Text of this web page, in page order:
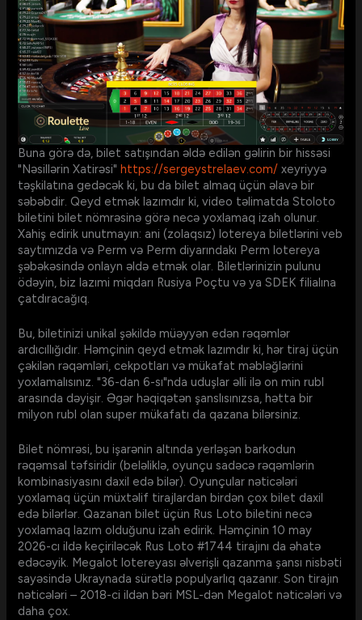
Buna görə də, bilet satışından əldə edilən gəlirin bir hissəsi
"Nəsillərin Xatirəsi"https://sergeystrelaev.com/ xeyriyyə
təşkilatına gedəcək ki, bu da bilet almaq üçün əlavə bir
səbəbdir. Qeyd etmək lazımdır ki, video təlimatda Stoloto
biletini bilet nömrəsinə görə necə yoxlamaq izah olunur.
Xahiş edirik unutmayın: ani (zolaqsız) lotereya biletlərini veb
saytımızda və Perm və Perm diyarındakı Perm lotereya
şəbəkəsində onlayn əldə etmək olar. Biletlərinizin pulunu
ödəyin, biz lazımi miqdarı Rusiya Poçtu və ya SDEK filialına
çatdıracağıq.
Bu, biletinizi unikal şəkildə müəyyən edən rəqəmlər
ardıcıllığıdır. Həmçinin qeyd etmək lazımdır ki, hər tiraj üçün
çəkilən rəqəmləri, cekpotları və mükafat məbləğlərini
yoxlamalısınız. "36-dan 6-sı"nda uduşlar əlli ilə on min rubl
arasında dəyişir. Əgər həqiqətən şanslısınızsa, hətta bir
milyon rubl olan super mükafatı da qazana bilərsiniz.
Bilet nömrəsi, bu işarənin altında yerləşən barkodun
rəqəmsal təfsiridir (beləliklə, oyunçu sadəcə rəqəmlərin
kombinasiyasını daxil edə bilər). Oyunçular nəticələri
yoxlamaq üçün müxtəlif tirajlardan birdən çox bilet daxil
edə bilərlər. Qazanan bilet üçün Rus Loto biletini necə
yoxlamaq lazım olduğunu izah edirik. Həmçinin 10 may
2026-cı ildə keçiriləcək Rus Loto #1744 tirajını da əhatə
edəcəyik. Megalot lotereyası əlverişli qazanma şansı nisbəti
sayəsində Ukraynada sürətlə populyarlıq qazanır. Son tirajın
nəticələri – 2018-ci ildən bəri MSL-dən Megalot nəticələri və
daha çox.